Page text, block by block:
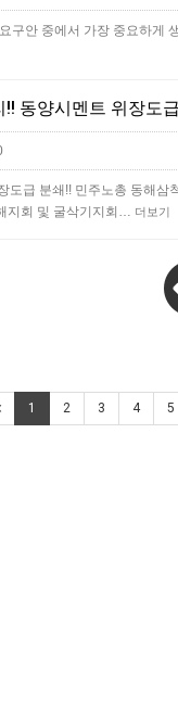
구안 중에서 가장 중요하게
도급 분쇄!! 민주노총 동해
지회 및 굴삭기지회… 더보기
1 2 3 4 5